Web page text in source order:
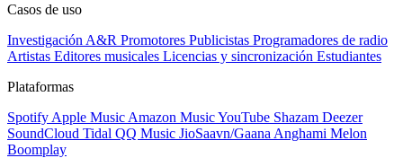
Casos de uso
Investigación A&R Promotores Publicistas Programadores de radio
Artistas Editores musicales Licencias y sincronización Estudiantes
Plataformas
Spotify Apple Music Amazon MusicYouTube Shazam Deezer
SoundCloud Tidal QQ Music JioSaavn/Gaana Anghami Melon
Boomplay